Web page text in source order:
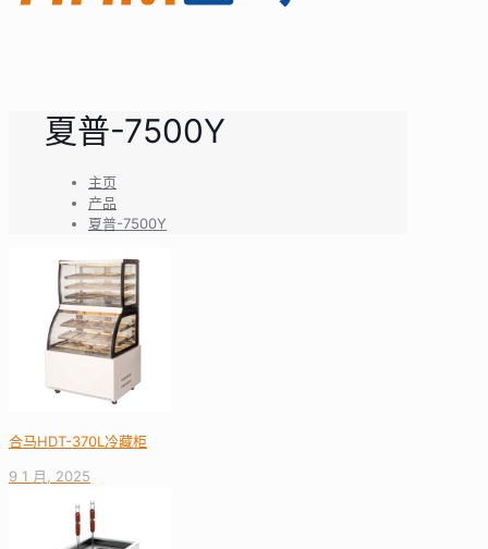
夏普-7500Y
主页
产品
夏普-7500Y
合马HDT-370L冷藏柜
9 1 月, 2025